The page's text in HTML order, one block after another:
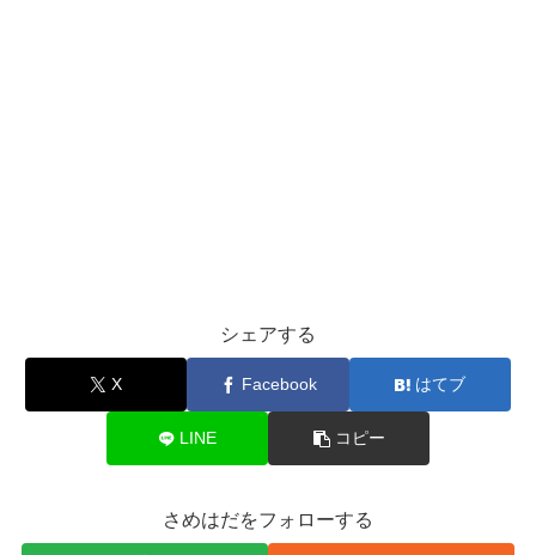
シェアする
X Facebook はてブ
LINE コピー
さめはだをフォローする